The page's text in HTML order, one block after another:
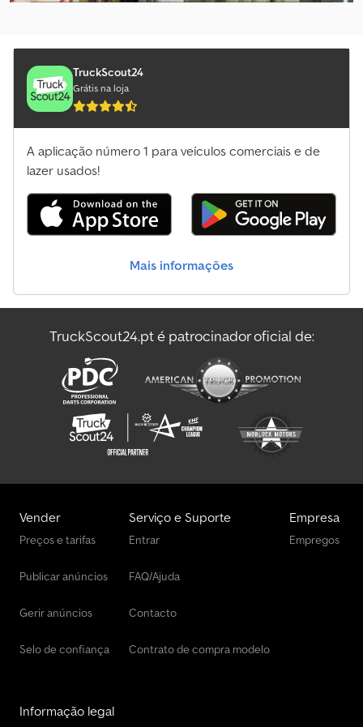
Reboque
Reboque De Empurrar
Reboque De Motocicleta
Reboque De Rolo
Reboque De Venda
Reboque Para Barcos
Reboque Para Cavalos
Schmitz Cargobull Semi-Reboque De Empurrar
Schwarzmüller Semi-Reboque De Empurrar
TruckScout24
Grátis na loja
A aplicação número 1 para veículos comerciais e de
lazer usados!
Mais informações
TruckScout24.pt é patrocinador oficial de:
Vender
Preços e tarifas
Publicar anúncios
Gerir anúncios
Selo de confiança
Serviço e Suporte
Entrar
FAQ/Ajuda
Contacto
Contrato de compra modelo
Empresa
Empregos
Informação legal